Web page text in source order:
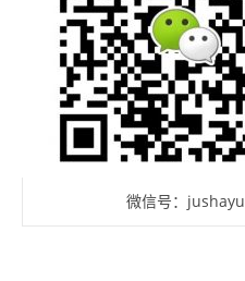
微信号：jushayu